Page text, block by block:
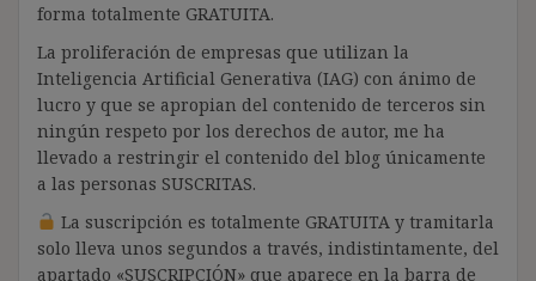
forma totalmente GRATUITA.
La proliferación de empresas que utilizan la
Inteligencia Artificial Generativa (IAG) con ánimo de
lucro y que se apropian del contenido de terceros sin
ningún respeto por los derechos de autor, me ha
llevado a restringir el contenido del blog únicamente
a las personas SUSCRITAS.
La suscripción es totalmente GRATUITA y tramitarla
solo lleva unos segundos a través, indistintamente, del
apartado «SUSCRIPCIÓN» que aparece en la barra de